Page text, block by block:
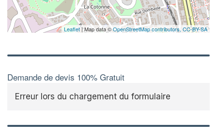
Leaflet| Map data ©OpenStreetMap contributors, CC-BY-SA
Demande de devis 100% Gratuit
Erreur lors du chargement du formulaire